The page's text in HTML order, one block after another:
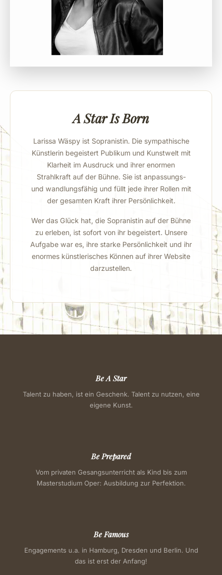
A Star Is Born
Larissa Wäspy ist Sopranistin. Die sympathische
Künstlerin begeistert Publikum und Kunstwelt mit
Klarheit im Ausdruck und ihrer enormen
Strahlkraft auf der Bühne. Sie ist anpassungs-
und wandlungsfähig und füllt jede ihrer Rollen mit
der gesamten Kraft ihrer Persönlichkeit.
Wer das Glück hat, die Sopranistin auf der Bühne
zu erleben, ist sofort von ihr begeistert. Unsere
Aufgabe war es, ihre starke Persönlichkeit und ihr
enormes künstlerisches Können auf ihrer Website
darzustellen.
Be A Star
Talent zu haben, ist ein Geschenk. Talent zu nutzen, eine
eigene Kunst.
Be Prepared
Vom privaten Gesangsunterricht als Kind bis zum
Masterstudium Oper: Ausbildung zur Perfektion.
Be Famous
Engagements u.a. in Hamburg, Dresden und Berlin. Und
das ist erst der Anfang!